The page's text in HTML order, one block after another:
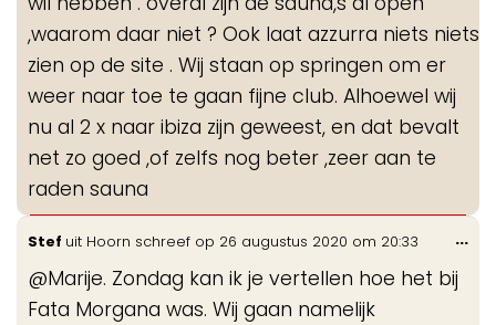
,waarom daar niet ? Ook laat azzurra niets niets
zien op de site . Wij staan op springen om er
weer naar toe te gaan fijne club. Alhoewel wij
nu al 2 x naar ibiza zijn geweest, en dat bevalt
net zo goed ,of zelfs nog beter ,zeer aan te
raden sauna
Stef uit Hoorn schreef op 26 augustus 2020 om 20:33
@Marije. Zondag kan ik je vertellen hoe het bij
Fata Morgana was. Wij gaan namelijk
...